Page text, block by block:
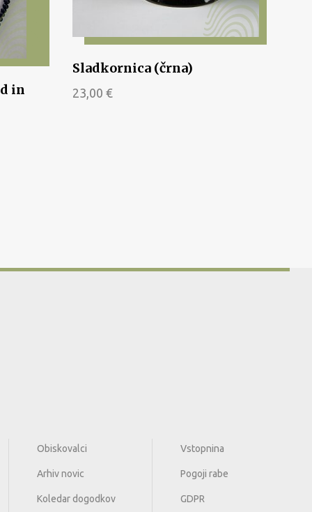
in
Sladkornica (črna)
23,00 €
Obiskovalci
Arhiv novic
Koledar dogodkov
Vstopnina
Pogoji rabe
GDPR